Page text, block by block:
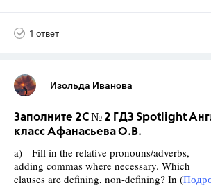
1 ответ
Изольда Иванова
Заполните 2C № 2 ГДЗ Spotlight
класс Афанасьева О.В.
a) Fill in the relative pronouns/adverbs,
adding commas where necessary. Which
clauses are defining, non-defining? In (